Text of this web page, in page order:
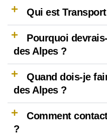
Qui est
Pourquoi
des Alpes ?
Quand dois-je
des Alpes ?
Comment
?